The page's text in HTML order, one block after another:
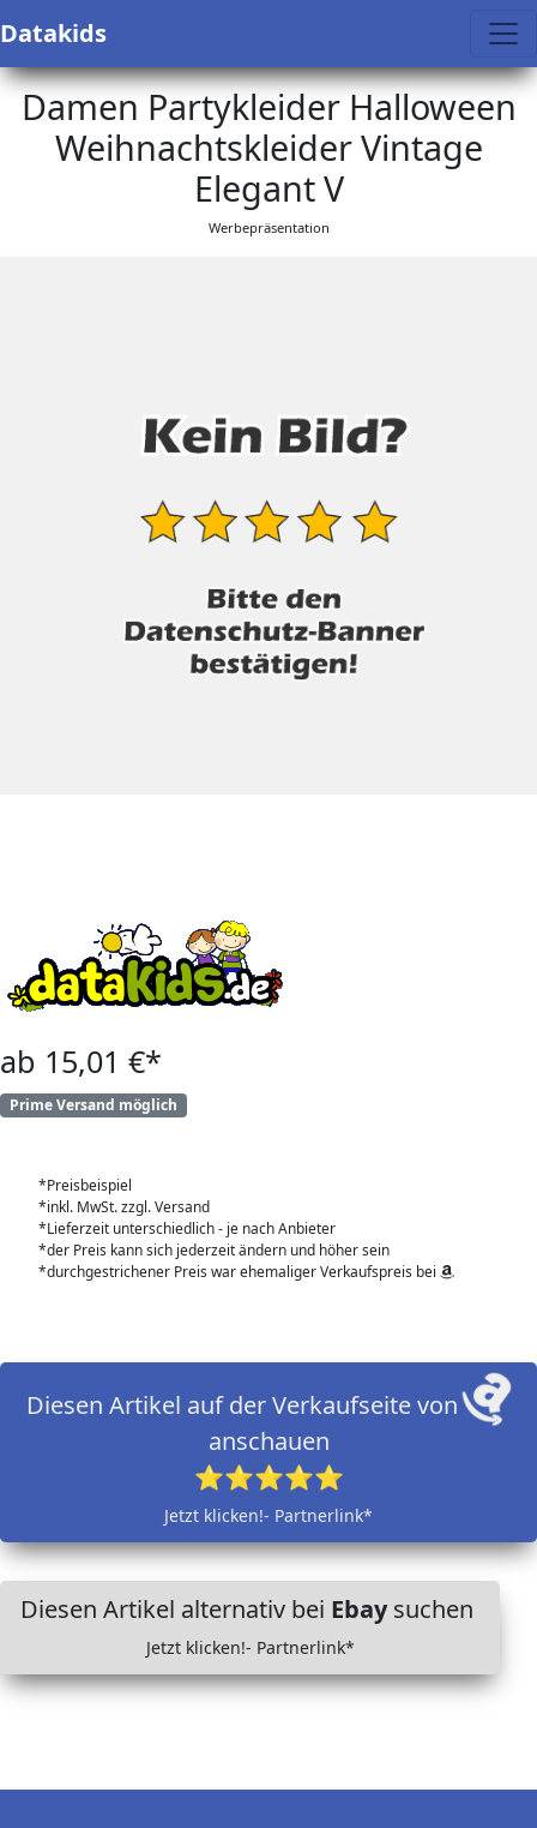
Datakids
Damen Partykleider Halloween
Weihnachtskleider Vintage
Elegant V
Werbepräsentation
ab 15,01 €*
Prime Versand möglich
*Preisbeispiel
*inkl. MwSt. zzgl. Versand
*Lieferzeit unterschiedlich - je nach Anbieter
*der Preis kann sich jederzeit ändern und höher sein
*durchgestrichener Preis war ehemaliger Verkaufspreis bei
Diesen Artikel auf der Verkaufseite von
anschauen
⭐⭐⭐⭐⭐
Jetzt klicken!- Partnerlink*
Diesen Artikel alternativ bei Ebaysuchen
Jetzt klicken!- Partnerlink*